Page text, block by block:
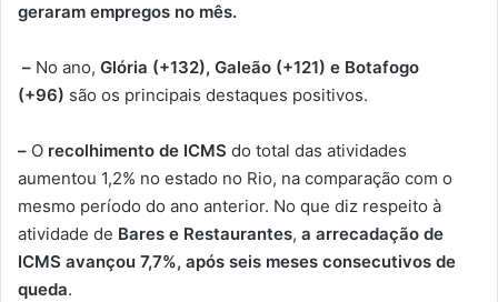
geraram empregos no mês.
– No ano, Glória (+132), Galeão (+121) e Botafogo
(+96) são os principais destaques positivos.
– O recolhimento de ICMS do total das atividades
aumentou 1,2% no estado no Rio, na comparação com o
mesmo período do ano anterior. No que diz respeito à
atividade de Bares e Restaurantes, a arrecadação de
ICMS avançou 7,7%, após seis meses consecutivos de
queda.